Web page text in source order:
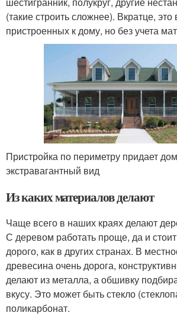
(такие строить сложнее). Вкратце,
пристроенных к дому, но без учета
Пристройка по периметру придает
экстравагантный вид
Из каких материалов делают
Чаще всего в наших краях делают
С деревом работать проще, да и
дорого, как в других странах. В
древесина очень дорога,
делают из металла, а обшивку
вкусу. Это может быть стекло
поликарбонат.